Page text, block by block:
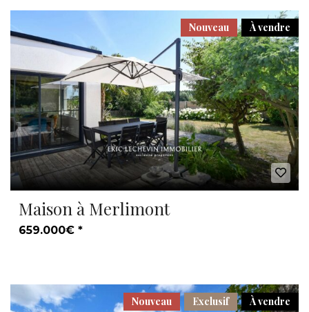
À vendre
Nouveau
Maison à Merlimont
659.000€ *
À vendre
Exclusif
Nouveau